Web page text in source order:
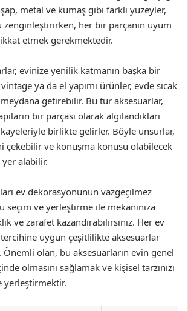
metal ve kumaş gibi farklı yüzeyler,
zenginleştirirken, her bir parçanın uyum
etmek gerekmektedir.
evinize yenilik katmanın başka bir
ya da el yapımı ürünler, evde sıcak
getirebilir. Bu tür aksesuarlar,
bir parçası olarak algılandıkları
birlikte gelirler. Böyle unsurlar,
çekebilir ve konuşma konusu olabilecek
yer alabilir.
ev dekorasyonunun vazgeçilmez
seçim ve yerleştirme ile mekanınıza
ve zarafet kazandırabilirsiniz. Her ev
uygun çeşitlilikte aksesuarlar
olan, bu aksesuarların evin genel
olmasını sağlamak ve kişisel tarzınızı
yerleştirmektir.